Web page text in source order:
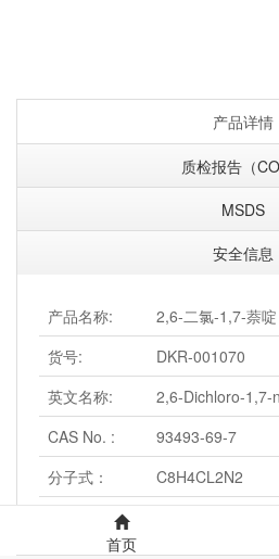
产品详情
质检报告（
MSDS
安全信息
产品名称:
2,6-二氯-1,7-萘啶
货号:
DKR-001070
英文名称:
2,6-Dichloro-1,7-
CAS No. :
93493-69-7
分子式：
C8H4CL2N2
首页